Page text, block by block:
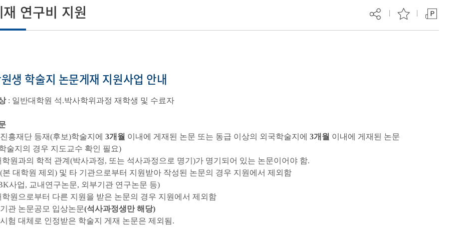
연구비 지원
생 학술지 논문게재 지원사업 안내
: 일반대학원 석.박사학위과정 재학생 및 수료자
흥재단 등재(후보)학술지에 3개월 이내에 게재된 논문 또는 동급 이상의 외국학술지에 3개월 이내에 게재된 논문
지의 경우 지도교수 확인 필요)
원과의 학적 관계(박사과정, 또는 석사과정으로 명기)가 명기되어 있는 논문이어야 함.
대학원 제외) 및 타 기관으로부터 지원받아 작성된 논문의 경우 지원에서 제외함
업, 교내연구논문, 외부기관 연구논문 등)
원으로부터 다른 지원을 받은 논문의 경우 지원에서 제외함
관 논문공모 입상논문(석사과정생만 해당)
험 대체로 인정받은 학술지 게재 논문은 제외됨.